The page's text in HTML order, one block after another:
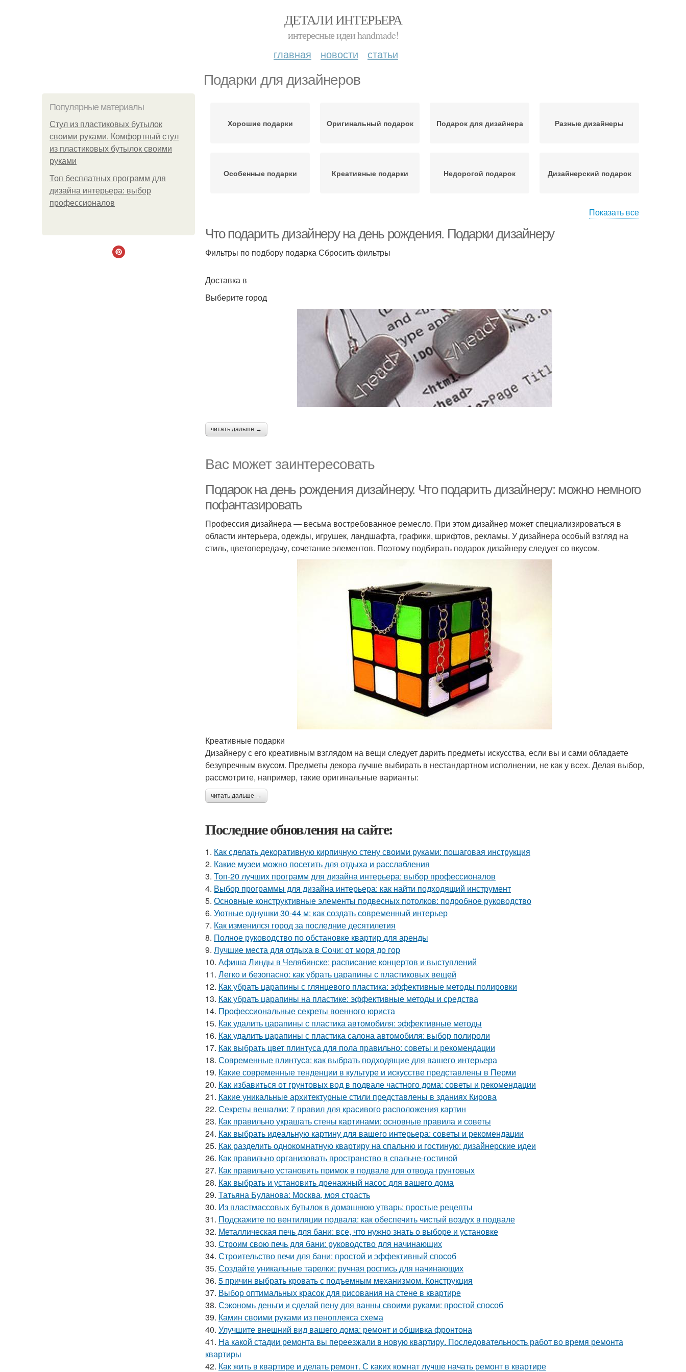
ДЕТАЛИ ИНТЕРЬЕРА
интересные идеи handmade!
главная новости статьи
Подарки для дизайнеров
Популярные материалы
Стул из пластиковых бутылок
своими руками. Комфортный стул
из пластиковых бутылок своими
руками
Топ бесплатных программ для
дизайна интерьера: выбор
профессионалов
Хорошие подарки Оригинальный подарок Подарок для дизайнера Разные дизайнеры
Особенные подарки Креативные подарки Недорогой подарок Дизайнерский подарок
Показать все
Что подарить дизайнеру на день рождения. Подарки дизайнеру
Фильтры по подбору подарка Сбросить фильтры
Доставка в
Выберите город
читать дальше →
Вас может заинтересовать
Подарок на день рождения дизайнеру. Что подарить дизайнеру: можно немного
пофантазировать
Профессия дизайнера — весьма востребованное ремесло. При этом дизайнер может специализироваться в
области интерьера, одежды, игрушек, ландшафта, графики, шрифтов, рекламы. У дизайнера особый взгляд на
стиль, цветопередачу, сочетание элементов. Поэтому подбирать подарок дизайнеру следует со вкусом.
Креативные подарки
Дизайнеру с его креативным взглядом на вещи следует дарить предметы искусства, если вы и сами обладаете
безупречным вкусом. Предметы декора лучше выбирать в нестандартном исполнении, не как у всех. Делая выбор,
рассмотрите, например, такие оригинальные варианты:
читать дальше →
Последние обновления на сайте:
1. Как сделать декоративную кирпичную стену своими руками: пошаговая инструкция
2. Какие музеи можно посетить для отдыха и расслабления
3. Топ-20 лучших программ для дизайна интерьера: выбор профессионалов
4. Выбор программы для дизайна интерьера: как найти подходящий инструмент
5. Основные конструктивные элементы подвесных потолков: подробное руководство
6. Уютные однушки 30-44 м: как создать современный интерьер
7. Как изменился город за последние десятилетия
8. Полное руководство по обстановке квартир для аренды
9. Лучшие места для отдыха в Сочи: от моря до гор
10. Афиша Линды в Челябинске: расписание концертов и выступлений
11. Легко и безопасно: как убрать царапины с пластиковых вещей
12. Как убрать царапины с глянцевого пластика: эффективные методы полировки
13. Как убрать царапины на пластике: эффективные методы и средства
14. Профессиональные секреты военного юриста
15. Как удалить царапины с пластика автомобиля: эффективные методы
16. Как удалить царапины с пластика салона автомобиля: выбор полироли
17. Как выбрать цвет плинтуса для пола правильно: советы и рекомендации
18. Современные плинтуса: как выбрать подходящие для вашего интерьера
19. Какие современные тенденции в культуре и искусстве представлены в Перми
20. Как избавиться от грунтовых вод в подвале частного дома: советы и рекомендации
21. Какие уникальные архитектурные стили представлены в зданиях Кирова
22. Секреты вешалки: 7 правил для красивого расположения картин
23. Как правильно украшать стены картинами: основные правила и советы
24. Как выбрать идеальную картину для вашего интерьера: советы и рекомендации
25. Как разделить однокомнатную квартиру на спальню и гостиную: дизайнерские идеи
26. Как правильно организовать пространство в спальне-гостиной
27. Как правильно установить примок в подвале для отвода грунтовых
28. Как выбрать и установить дренажный насос для вашего дома
29. Татьяна Буланова: Москва, моя страсть
30. Из пластмассовых бутылок в домашнюю утварь: простые рецепты
31. Подскажите по вентиляции подвала: как обеспечить чистый воздух в подвале
32. Металлическая печь для бани: все, что нужно знать о выборе и установке
33. Строим свою печь для бани: руководство для начинающих
34. Строительство печи для бани: простой и эффективный способ
35. Создайте уникальные тарелки: ручная роспись для начинающих
36. 5 причин выбрать кровать с подъемным механизмом. Конструкция
37. Выбор оптимальных красок для рисования на стене в квартире
38. Сэкономь деньги и сделай пену для ванны своими руками: простой способ
39. Камин своими руками из пеноплекса схема
40. Улучшите внешний вид вашего дома: ремонт и обшивка фронтона
41. На какой стадии ремонта вы переезжали в новую квартиру. Последовательность работ во время ремонта
квартиры
42. Как жить в квартире и делать ремонт. С каких комнат лучше начать ремонт в квартире